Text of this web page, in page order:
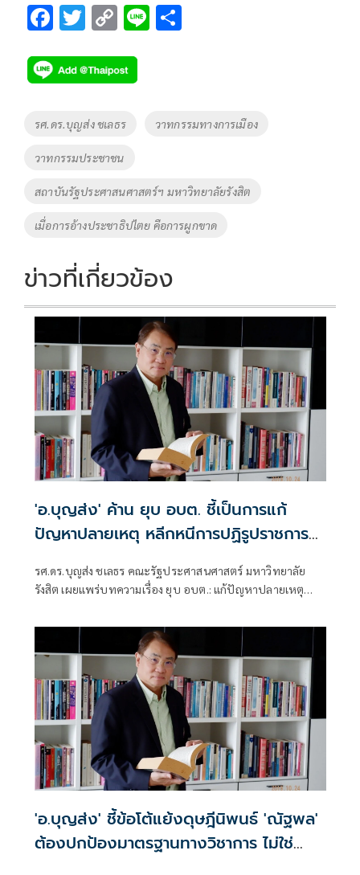
F
e
b
o
k
T
tt
er
C
p
y
Li
k
Li
Tags
รศ.ดร.บุญส่ง ชเลธร วาทกรรมทางการเมือง
วาทกรรมประชาชน
สถาบันรัฐประศาสนศาสตร์ฯ มหาวิทยาลัยรังสิต
เมื่อการอ้างประชาธิปไตย คือการผูกขาด
ข่าวที่เกี่ยวข้อง
'อ.บุญส่ง' ค้าน ยุบ อบต. ชี้เป็นการแก้
ปัญหาปลายเหตุ หลีกหนีการปฏิรูปราชการ
รศ.ดร.บุญส่ง ชเลธร คณะรัฐประศาสนศาสตร์ มหาวิทยาลัย
รังสิต เผยแพร่บทความเรื่อง ยุบ อบต.: แก้ปัญหาปลายเหตุ
'อ.บุญส่ง' ชี้ข้อโต้แย้งดุษฎีนิพนธ์ 'ณัฐพล'
ต้องปกป้องมาตรฐานทางวิชาการ ไม่ใช่